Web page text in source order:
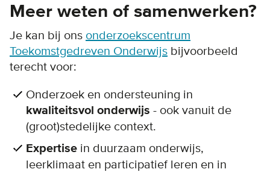
Meer weten of samenwerken?
Je kan bij ons onderzoekscentrum
Toekomstgedreven Onderwijs bijvoorbeeld
terecht voor:
Onderzoek en ondersteuning in
kwaliteitsvol onderwijs - ook vanuit de
(groot)stedelijke context.
Expertise in duurzaam onderwijs,
leerklimaat en participatief leren en in